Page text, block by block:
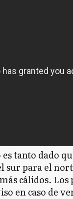
tanto dado
sur para el
cálidos.
en caso de